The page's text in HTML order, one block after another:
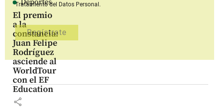
El premio
a la
constancia:
Juan Felipe
Rodríguez
asciende al
WorldTour
con el EF
Education
share
Tratamiento del Datos Personal.